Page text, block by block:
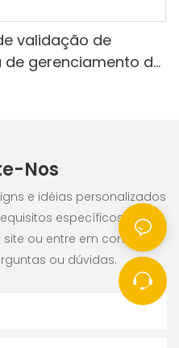
validação de
gerenciamento de
Nos
e idéias personalizados
específicos. Para
ou entre em contato
ou dúvidas.